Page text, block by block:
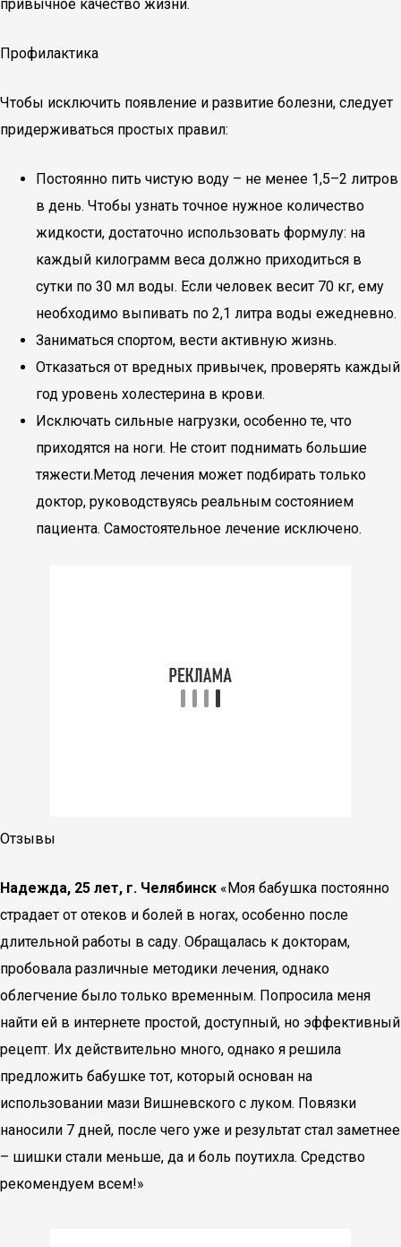
привычное качество жизни.
Профилактика
Чтобы исключить появление и развитие болезни, следует
придерживаться простых правил:
Постоянно пить чистую воду – не менее 1,5–2 литров
в день. Чтобы узнать точное нужное количество
жидкости, достаточно использовать формулу: на
каждый килограмм веса должно приходиться в
сутки по 30 мл воды. Если человек весит 70 кг, ему
необходимо выпивать по 2,1 литра воды ежедневно.
Заниматься спортом, вести активную жизнь.
Отказаться от вредных привычек, проверять каждый
год уровень холестерина в крови.
Исключать сильные нагрузки, особенно те, что
приходятся на ноги. Не стоит поднимать большие
тяжести.Метод лечения может подбирать только
доктор, руководствуясь реальным состоянием
пациента. Самостоятельное лечение исключено.
Отзывы
Надежда, 25 лет, г. Челябинск «Моя бабушка постоянно
страдает от отеков и болей в ногах, особенно после
длительной работы в саду. Обращалась к докторам,
пробовала различные методики лечения, однако
облегчение было только временным. Попросила меня
найти ей в интернете простой, доступный, но эффективный
рецепт. Их действительно много, однако я решила
предложить бабушке тот, который основан на
использовании мази Вишневского с луком. Повязки
наносили 7 дней, после чего уже и результат стал заметнее
– шишки стали меньше, да и боль поутихла. Средство
рекомендуем всем!»